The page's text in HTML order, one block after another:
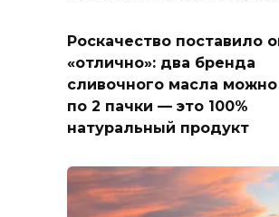
Роскачество поставило
«отлично»: два бренда
сливочного масла можно
по 2 пачки — это 100%
натуральный продукт